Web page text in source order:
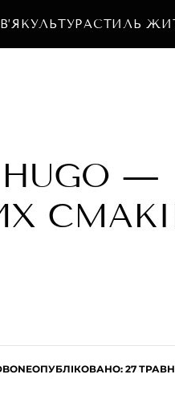
КУЛЬТУРАСТИЛЬ
—
ОПУБЛІКОВАНО: 27